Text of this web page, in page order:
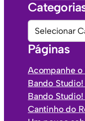
q
u
v
s
C
a
t
e
g
o
r
i
Páginas
Acompanhe
Bando
Bando
Cantinho do